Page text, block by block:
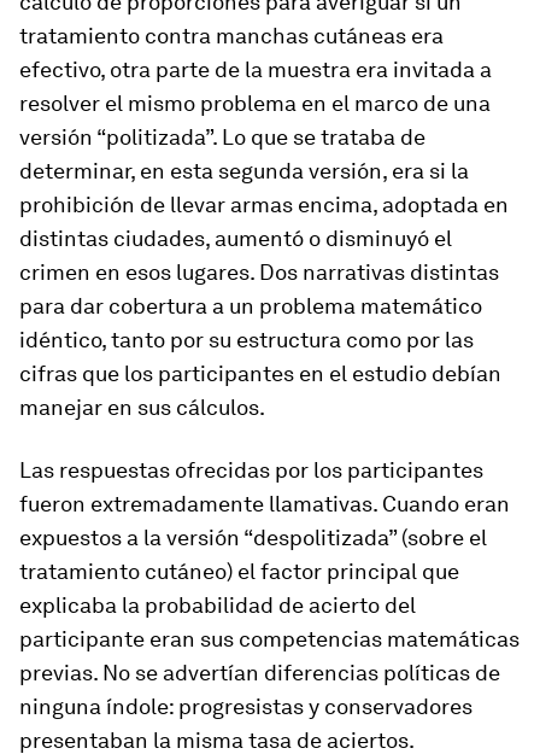
tratamiento contra manchas cutáneas era
efectivo, otra parte de la muestra era invitada a
resolver el mismo problema en el marco de una
versión “politizada”. Lo que se trataba de
determinar, en esta segunda versión, era si la
prohibición de llevar armas encima, adoptada en
distintas ciudades, aumentó o disminuyó el
crimen en esos lugares. Dos narrativas distintas
para dar cobertura a un problema matemático
idéntico, tanto por su estructura como por las
cifras que los participantes en el estudio debían
manejar en sus cálculos.
Las respuestas ofrecidas por los participantes
fueron extremadamente llamativas. Cuando eran
expuestos a la versión “despolitizada” (sobre el
tratamiento cutáneo) el factor principal que
explicaba la probabilidad de acierto del
participante eran sus competencias matemáticas
previas. No se advertían diferencias políticas de
ninguna índole: progresistas y conservadores
presentaban la misma tasa de aciertos.